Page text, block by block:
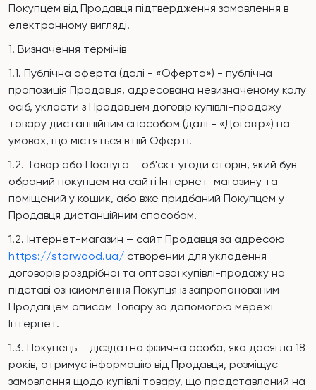
Покупцем від Продавця підтвердження замовлення в
електронному вигляді.
1. Визначення термінів
1.1. Публічна оферта (далі - «Оферта») - публічна
пропозиція Продавця, адресована невизначеному колу
осіб, укласти з Продавцем договір купівлі-продажу
товару дистанційним способом (далі - «Договір») на
умовах, що містяться в цій Оферті.
1.2. Товар або Послуга – об'єкт угоди сторін, який був
обраний покупцем на сайті Інтернет-магазину та
поміщений у кошик, або вже придбаний Покупцем у
Продавця дистанційним способом.
1.2. Інтернет-магазин – сайт Продавця за адресою
https://starwood.ua/ створений для укладення
договорів роздрібної та оптової купівлі-продажу на
підставі ознайомлення Покупця із запропонованим
Продавцем описом Товару за допомогою мережі
Інтернет.
1.3. Покупець – дієздатна фізична особа, яка досягла 18
років, отримує інформацію від Продавця, розміщує
замовлення щодо купівлі товару, що представлений на